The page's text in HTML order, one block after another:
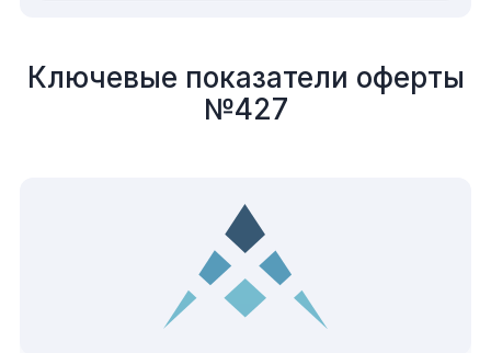
Ключевые показатели оферты
№427